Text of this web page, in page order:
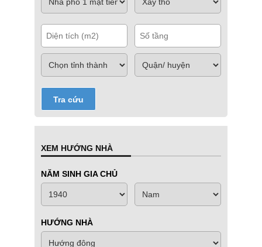
Tra cứu
XEM HƯỚNG NHÀ
NĂM SINH GIA CHỦ
HƯỚNG NHÀ